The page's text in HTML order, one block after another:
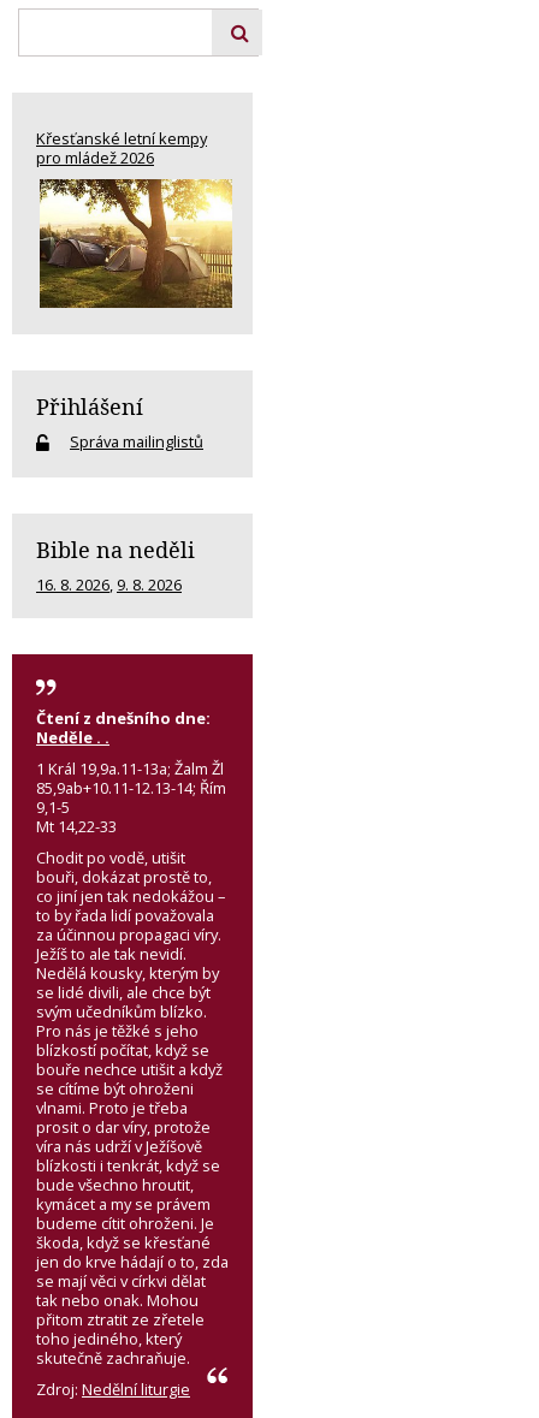
Křesťanské letní kempy
pro mládež 2026
Přihlášení
Správa mailinglistů
Bible na neděli
16. 8. 2026, 9. 8. 2026
Čtení z dnešního dne:
Neděle . .
1 Král 19,9a.11-13a; Žalm Žl
85,9ab+10.11-12.13-14; Řím
9,1-5
Mt 14,22-33
Chodit po vodě, utišit
bouři, dokázat prostě to,
co jiní jen tak nedokážou –
to by řada lidí považovala
za účinnou propagaci víry.
Ježíš to ale tak nevidí.
Nedělá kousky, kterým by
se lidé divili, ale chce být
svým učedníkům blízko.
Pro nás je těžké s jeho
blízkostí počítat, když se
bouře nechce utišit a když
se cítíme být ohroženi
vlnami. Proto je třeba
prosit o dar víry, protože
víra nás udrží v Ježíšově
blízkosti i tenkrát, když se
bude všechno hroutit,
kymácet a my se právem
budeme cítit ohroženi. Je
škoda, když se křesťané
jen do krve hádají o to, zda
se mají věci v církvi dělat
tak nebo onak. Mohou
přitom ztratit ze zřetele
toho jediného, který
skutečně zachraňuje.
Zdroj: Nedělní liturgie